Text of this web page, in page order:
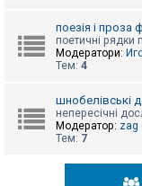
поезія і проза
поетичні рядки
Модератори:
Тем: 4
шнобелівські
непересічні
Модератор: zag
Тем: 7